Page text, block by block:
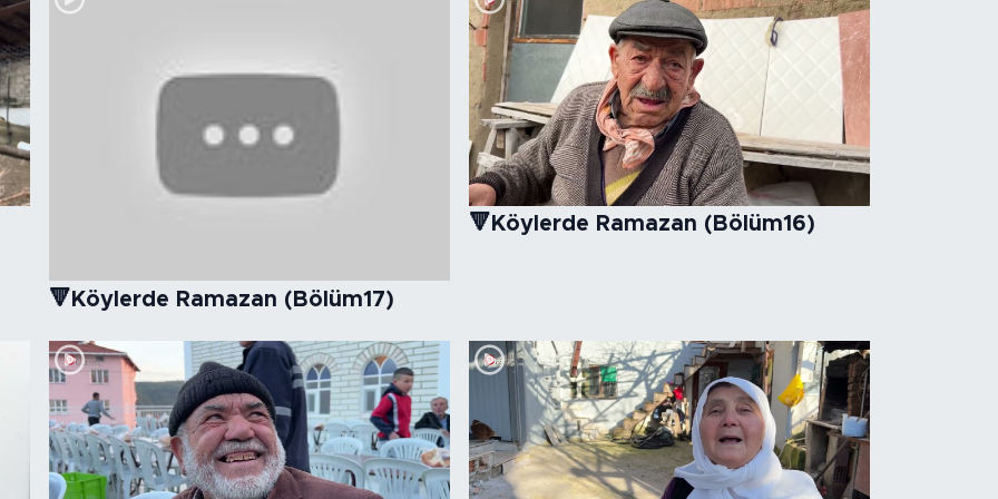
🔻Köylerde Ramazan (Bölüm17)
🔻Köylerde Ramazan (Bölüm16)